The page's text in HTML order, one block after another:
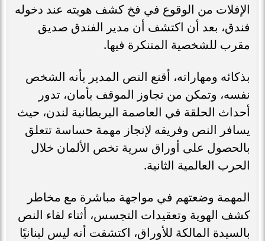
الإفلات من الوقوع في فخ كشف هويته عند دخوله
فندق، بعد أن اكتشف أن مدير الفندق صديق
مقرب للشخصية المتنكرة فيها.
بذكائه ومهاراته، أقنع النص المدير بأنه الشخص
نفسه، وتمكن من تجاوز الموقف بأمان، تدور
أحداث الحلقة في العاصمة البريطانية لندن، حيث
يسافر النص وفريقه لإنجاز مهمة حساسة تتعلق
بالحصول على أوراق سرية تخص الألمان خلال
الحرب العالمية الثانية.
المهمة وضعتهم في مواجهة مباشرة مع مخاطر
كشف الهوية وتعقيدات التجسس، أثناء لقاء النص
بالسيدة المالكة للأوراق، اكتشفت أنه ليس لبنانيًا